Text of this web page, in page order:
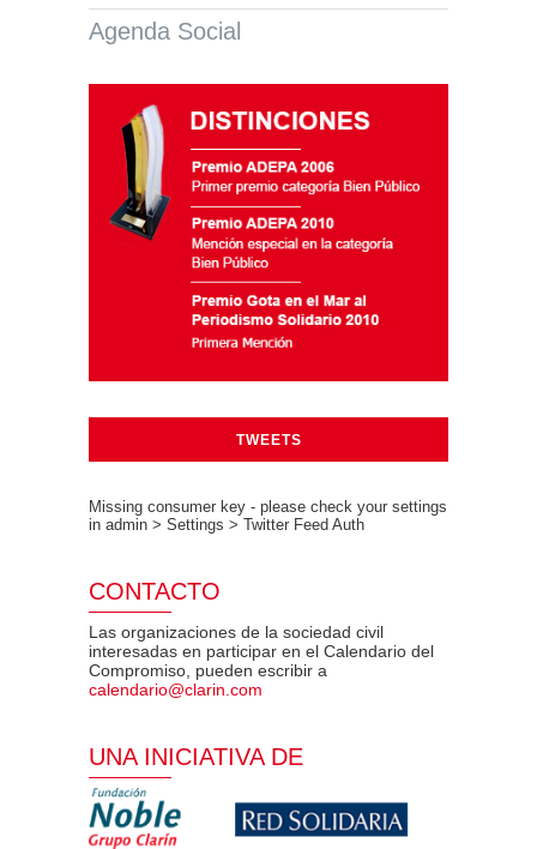
Agenda Social
TWEETS
Missing consumer key - please check your settings
in admin > Settings > Twitter Feed Auth
CONTACTO
Las organizaciones de la sociedad civil
interesadas en participar en el Calendario del
Compromiso, pueden escribir a
calendario@clarin.com
UNA INICIATIVA DE